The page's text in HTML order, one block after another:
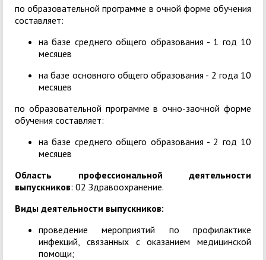
по образовательной программе в очной форме обучения
составляет:
на базе среднего общего образования - 1 год 10
месяцев
на базе основного общего образования - 2 года 10
месяцев
по образовательной программе в очно-заочной форме
обучения составляет:
на базе среднего общего образования - 2 год 10
месяцев
Область профессиональной деятельности
выпускников: 02 Здравоохранение.
Виды деятельности выпускников:
проведение мероприятий по профилактике
инфекций, связанных с оказанием медицинской
помощи;